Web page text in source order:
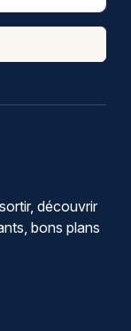
découvrir
bons plans